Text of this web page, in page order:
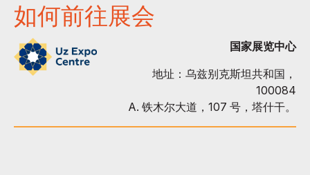
如何前往展会
国家展览中心
地址：乌兹别克斯坦共和国，
100084
A. 铁木尔大道，107 号，塔什干。